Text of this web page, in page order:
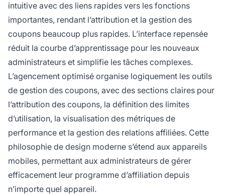
intuitive avec des liens rapides vers les fonctions
importantes, rendant l’attribution et la gestion des
coupons beaucoup plus rapides. L’interface repensée
réduit la courbe d’apprentissage pour les nouveaux
administrateurs et simplifie les tâches complexes.
L’agencement optimisé organise logiquement les outils
de gestion des coupons, avec des sections claires pour
l’attribution des coupons, la définition des limites
d’utilisation, la visualisation des métriques de
performance et la gestion des relations affiliées. Cette
philosophie de design moderne s’étend aux appareils
mobiles, permettant aux administrateurs de gérer
efficacement leur programme d’affiliation depuis
n’importe quel appareil.